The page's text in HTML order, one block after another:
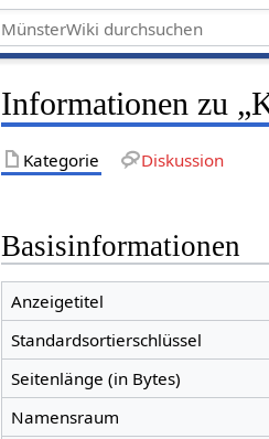
Informationen zu
Kategorie Diskussion
Basisinformationen
Anzeigetitel
Standardsortierschlüssel
Seitenlänge (in Bytes)
Namensraum